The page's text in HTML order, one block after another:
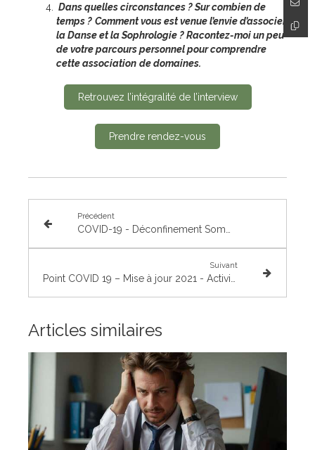
Dans quelles circonstances ? Sur combien de
temps ? Comment vous est venue l’envie d’associer
la Danse et la Sophrologie ?Racontez-moi un peu
de votre parcours personnel pour comprendre
cette association de domaines.
Retrouvez l’intégralité de l’interview
Prendre rendez-vous
Précédent
Suivant
Articles similaires